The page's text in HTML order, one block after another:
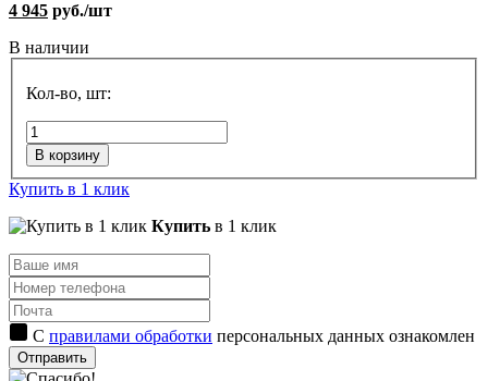
4 945 руб./шт
В наличии
Кол-во, шт:
В корзину
Купить в 1 клик
Купить в 1 клик
С правилами обработки персональных данных ознакомлен
Отправить